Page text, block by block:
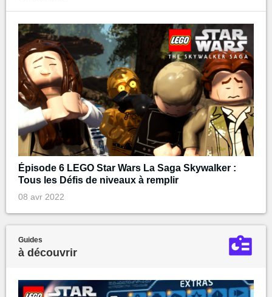
Épisode 6 LEGO Star Wars La Saga Skywalker :
Tous les Défis de niveaux à remplir
08 avr 2022
Guides
à découvrir